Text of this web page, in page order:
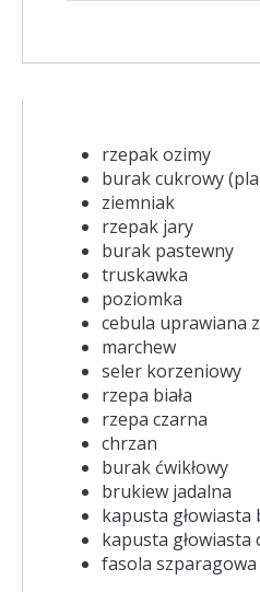
rzepak ozimy
burak cukrowy
ziemniak
rzepak jary
burak pastewny
truskawka
poziomka
cebula uprawiana
marchew
seler korzeniowy
rzepa biała
rzepa czarna
chrzan
burak ćwikłowy
brukiew jadalna
kapusta głowiasta
kapusta głowiasta
fasola szparagowa